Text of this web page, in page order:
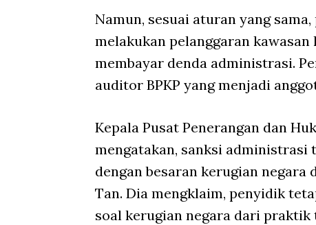
Namun, sesuai aturan yang
melakukan pelanggaran
membayar denda administrasi.
auditor BPKP yang menjadi
Kepala Pusat Penerangan dan
mengatakan, sanksi administrasi
dengan besaran kerugian
Tan. Dia mengklaim, penyidik
soal kerugian negara dari praktik